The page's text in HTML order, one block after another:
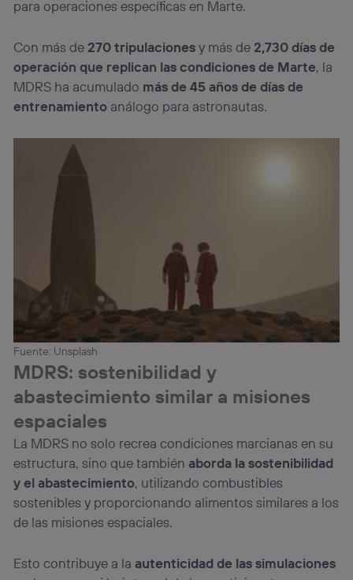
para operaciones específicas en Marte.
Con más de 270 tripulacionesy más de 2,730 días de
operación que replican las condiciones de Marte, la
MDRS ha acumulado más de 45 años de díasde
entrenamiento análogo para astronautas.
Fuente: Unsplash
MDRS: sostenibilidad y
abastecimiento similar a misiones
espaciales
La MDRS no solo recrea condiciones marcianas en su
estructura, sino que también aborda la sostenibilidad
y el abastecimiento, utilizando combustibles
sostenibles y proporcionando alimentos similares a los
de las misiones espaciales.
Esto contribuye a la autenticidad de las simulaciones